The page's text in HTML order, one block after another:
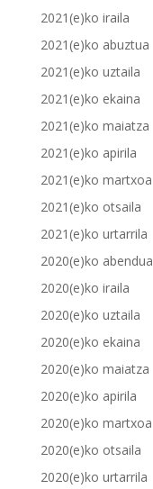
2021(e)ko iraila
2021(e)ko abuztua
2021(e)ko uztaila
2021(e)ko ekaina
2021(e)ko maiatza
2021(e)ko apirila
2021(e)ko martxoa
2021(e)ko otsaila
2021(e)ko urtarrila
2020(e)ko abendua
2020(e)ko iraila
2020(e)ko uztaila
2020(e)ko ekaina
2020(e)ko maiatza
2020(e)ko apirila
2020(e)ko martxoa
2020(e)ko otsaila
2020(e)ko urtarrila